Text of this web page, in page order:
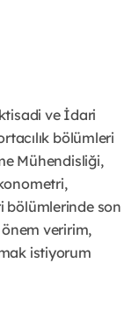
ve İdari
bölümleri
Mühendisliği,
bölümlerinde son
önem veririm,
istiyorum